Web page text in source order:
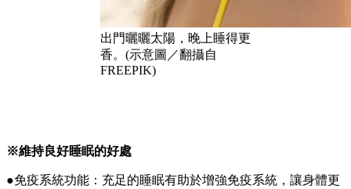
出門曬曬太陽，晚上睡得更
香。(示意圖／翻攝自
FREEPIK)
※維持良好睡眠的好處
●免疫系統功能：充足的睡眠有助於增強免疫系統，讓身體更